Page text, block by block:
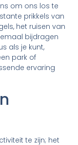
om ons los te
prikkels van
het ruisen van
bijdragen
als je kunt,
park of
ervaring
te zijn; het